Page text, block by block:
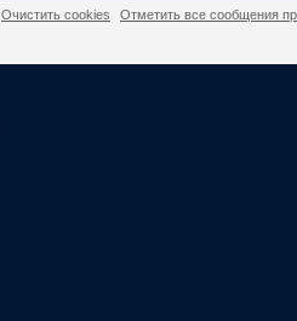
Очистить cookies Отметить все сообщения